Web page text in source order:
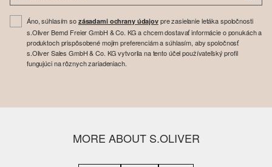
Áno, súhlasím so zásadami ochrany údajovpre zasielanie letáka spoločnosti
s.Oliver Bernd Freier GmbH & Co. KG a chcem dostavať informácie o ponukách a
produktoch prispôsobené mojim preferenciám a súhlasím, aby spoločnosť
s.Oliver Sales GmbH & Co. KG vytvorila na tento účel používateľský profil
fungujúci na rôznych zariadeniach.
MORE ABOUT S.OLIVER